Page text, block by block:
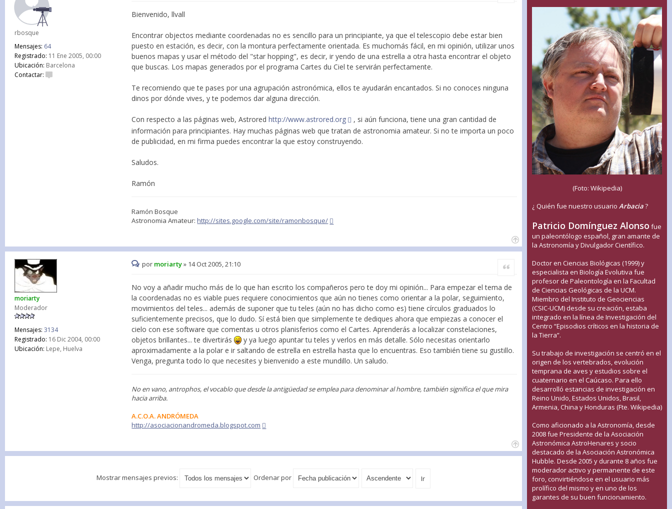
rbosque
Mensajes: 64
Registrado: 11 Ene 2005, 00:00
Ubicación: Barcelona
Contactar:
Bienvenido, llvall
Encontrar objectos mediante coordenadas no es sencillo para un principiante, ya que el telescopio debe estar bien
puesto en estación, es decir, con la montura perfectamente orientada. Es muchomás fácil, en mi opinión, utilizar unos
buenos mapas y usar el método del "star hopping", es decir, ir yendo de una estrella a otra hasta encontrar el objeto
que buscas. Los mapas generados por el programa Cartes du Ciel te servirán perfectamente.
Te recomiendo que te pases por una agrupación astronómica, ellos te ayudarán encantados. Si no conoces ninguna
dinos por dónde vives, y te podemos dar alguna dirección.
Con respecto a las páginas web, Astroredhttp://www.astrored.org
, si aún funciona, tiene una gran cantidad de
información para principiantes. Hay muchas páginas web que tratan de astronomia amateur. Si no te importa un poco
de publicidad, en mi firma puedes encontrar la que estoy construyendo.
Saludos.
Ramón
Ramón Bosque
Astronomia Amateur:http://sites.google.com/site/ramonbosque/
moriarty
Moderador
Mensajes: 3134
Registrado: 16 Dic 2004, 00:00
Ubicación: Lepe, Huelva
Citar
por moriarty» 14 Oct 2005, 21:10
No voy a añadir mucho más de lo que han escrito los compañeros pero te doy mi opinión... Para empezar el tema de
la coordenadas no es viable pues requiere conocimientos que aún no tienes como orientar a la polar, seguimiento,
movimientos del teles... además de suponer que tu teles (aún no has dicho como es) tiene círculos graduados lo
suficientemente precisos, que lo dudo. Sí está bien que simplemente te dediques ahora que empiezas a conocer el
cielo con ese software que comentas u otros planisferios como el Cartes. Aprenderás a localizar constelaciones,
objetos brillantes... te divertirás
y ya luego apuntar tu teles y verlos en más detalle. Sólo necesitas orientarlo
aproximadamente a la polar e ir saltando de estrella en estrella hasta que lo encuentras. Eso también tiene su gustillo.
Venga, pregunta todo lo que necesites y bienvenido a este mundillo. Un saludo.
No en vano, antrophos, el vocablo que desde la antigüedad se emplea para denominar al hombre, también significa el que mira
hacia arriba.
A.C.O.A. ANDRÓMEDA
http://asociacionandromeda.blogspot.com
Mostrar mensajes previos: Ordenar por
(Foto: Wikipedia)
¿ Quién fue nuestro usuario Arbacia?
Patricio Domínguez Alonso fue
un paleontólogo español, gran amante de
la Astronomía y Divulgador Científico.
Doctor en Ciencias Biológicas (1999) y
especialista en Biología Evolutiva fue
profesor de Paleontología en la Facultad
de Ciencias Geológicas de la UCM.
Miembro del Instituto de Geociencias
(CSIC-UCM) desde su creación, estaba
integrado en la línea de Investigación del
Centro “Episodios críticos en la historia de
la Tierra”.
Su trabajo de investigación se centró en el
origen de los vertebrados, evolución
temprana de aves y estudios sobre el
cuaternario en el Caúcaso. Para ello
desarrolló estancias de investigación en
Reino Unido, Estados Unidos, Brasil,
Armenia, China y Honduras (Fte. Wikipedia)
Como aficionado a la Astronomía, desde
2008 fue Presidente de la Asociación
Astronómica AstroHenares y socio
destacado de la Asociación Astronómica
Hubble. Desde 2005 y durante 8 años fue
moderador activo y permanente de este
foro, convirtiéndose en el usuario más
prolífico del mismo y en uno de los
garantes de su buen funcionamiento.